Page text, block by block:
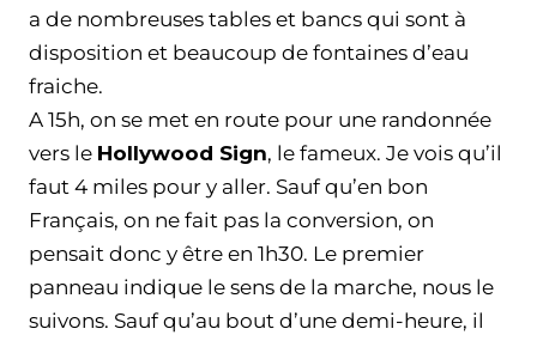
a de nombreuses tables et bancs qui sont à
disposition et beaucoup de fontaines d’eau
fraiche.
A 15h, on se met en route pour une randonnée
vers le Hollywood Sign, le fameux. Je vois qu’il
faut 4 miles pour y aller. Sauf qu’en bon
Français, on ne fait pas la conversion, on
pensait donc y être en 1h30. Le premier
panneau indique le sens de la marche, nous le
suivons. Sauf qu’au bout d’une demi-heure, il